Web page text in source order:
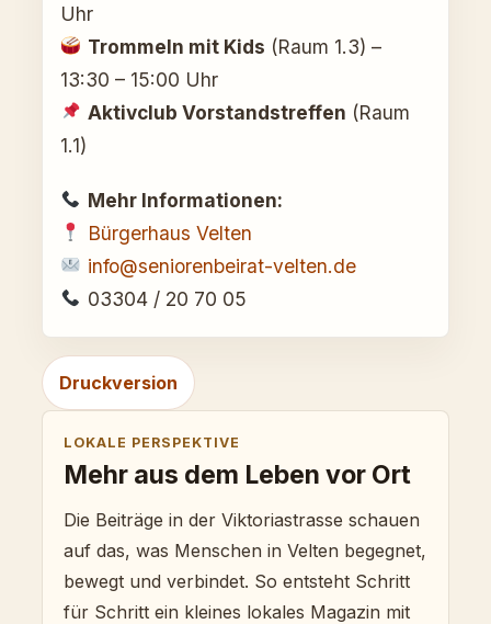
Uhr
Trommeln mit Kids (Raum 1.3) –
13:30 – 15:00 Uhr
Aktivclub Vorstandstreffen (Raum
1.1)
Mehr Informationen:
Bürgerhaus Velten
info@seniorenbeirat-velten.de
03304 / 20 70 05
Druckversion
LOKALE PERSPEKTIVE
Mehr aus dem Leben vor Ort
Die Beiträge in der Viktoriastrasse schauen
auf das, was Menschen in Velten begegnet,
bewegt und verbindet. So entsteht Schritt
für Schritt ein kleines lokales Magazin mit